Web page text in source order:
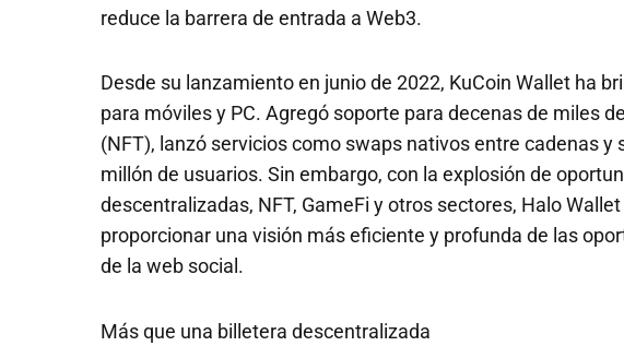
reduce la barrera de entrada a Web3.
Desde su lanzamiento en junio de 2022, KuCoin Wallet ha
para móviles y PC. Agregó soporte para decenas de miles
(NFT), lanzó servicios como swaps nativos entre cadenas y
millón de usuarios. Sin embargo, con la explosión de
descentralizadas, NFT, GameFi y otros sectores, Halo
proporcionar una visión más eficiente y profunda de las
de la web social.
Más que una billetera descentralizada